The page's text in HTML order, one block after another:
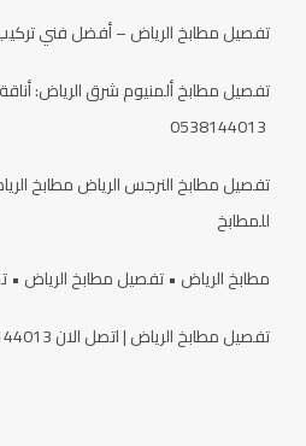
تفصيل مطابخ الرياض – أفضل فني
تفصيل مطابخ ألمنيوم شرق الرياض:
تفصيل مطابخ النرجس الرياض مطابخ
للمطابخ
مطابخ الرياض • تفصيل مطابخ الرياض •
تفصيل مطابخ الرياض | اتصل الان 0538144013